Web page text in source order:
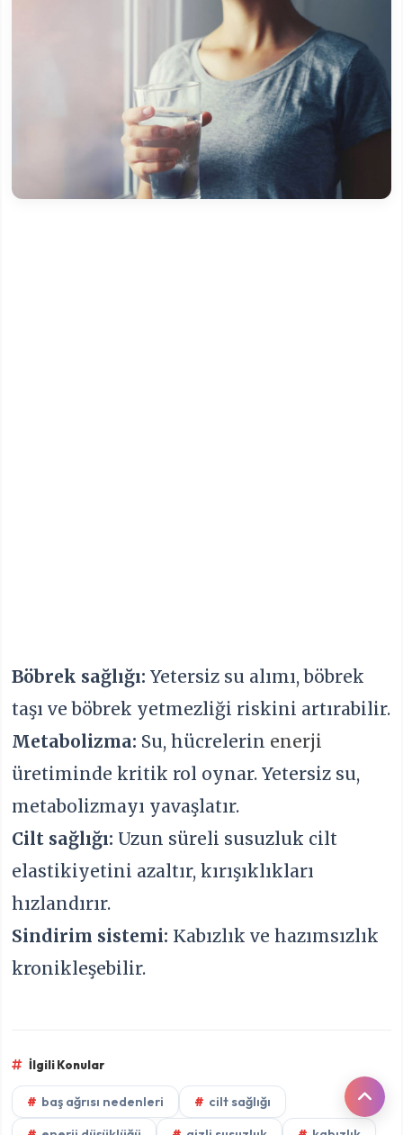
Böbrek sağlığı: Yetersiz su alımı, böbrek
taşı ve böbrek yetmezliği riskini artırabilir.
Metabolizma: Su, hücrelerin enerji
üretiminde kritik rol oynar. Yetersiz su,
metabolizmayı yavaşlatır.
Cilt sağlığı: Uzun süreli susuzluk cilt
elastikiyetini azaltır, kırışıklıkları
hızlandırır.
Sindirim sistemi: Kabızlık ve hazımsızlık
kronikleşebilir.
İlgili Konular
baş ağrısı nedenleri
cilt sağlığı